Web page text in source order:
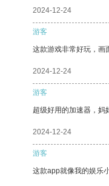
2024-12-24
游客
这款游戏非常好玩，画
2024-12-24
游客
超级好用的加速器，妈
2024-12-24
游客
这款app就像我的娱乐